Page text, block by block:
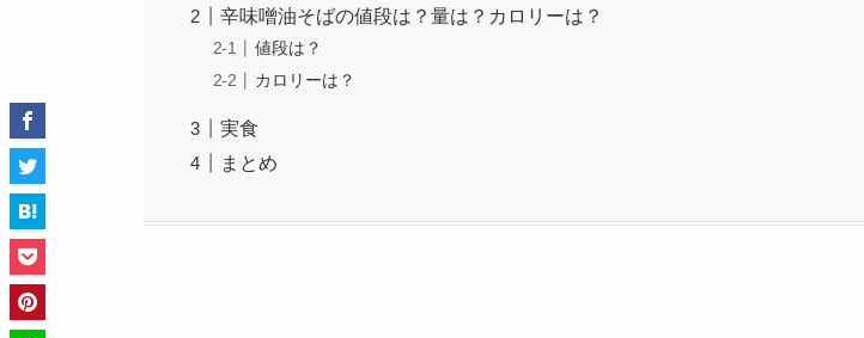
辛味噌油そばの値段は？量は？カロリーは？
値段は？
カロリーは？
実食
まとめ